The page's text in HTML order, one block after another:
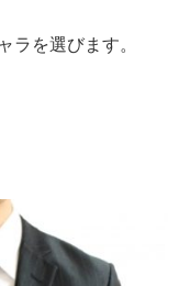
ラを選びます。